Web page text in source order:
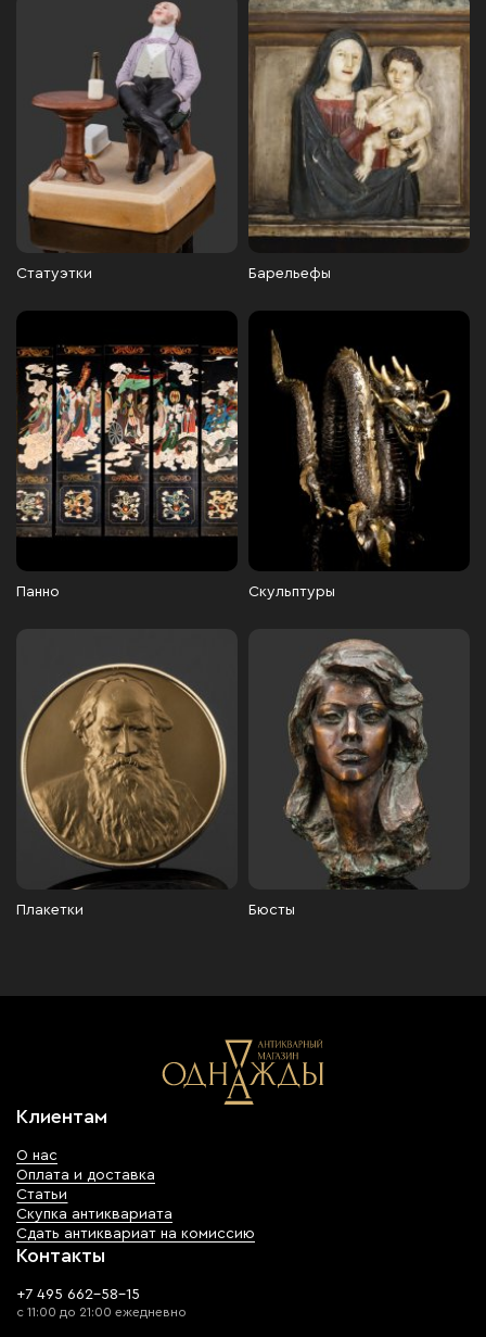
Статуэтки Барельефы
Панно Скульптуры
Плакетки Бюсты
Клиентам
О нас
Оплата и доставка
Статьи
Скупка антиквариата
Сдать антиквариат на комиссию
Контакты
+7 495 662-58-15
с 11:00 до 21:00 ежедневно